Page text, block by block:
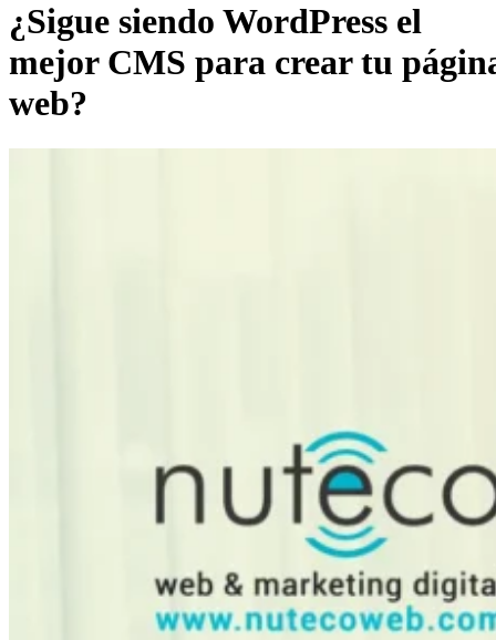
¿Sigue siendo WordPress el
mejor CMS para crear tu
web?